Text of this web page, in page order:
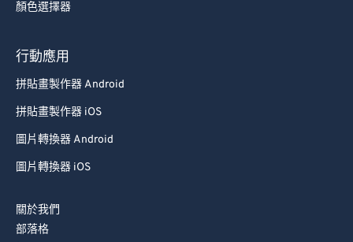
顏色選擇器
行動應用
拼貼畫製作器 Android
拼貼畫製作器 iOS
圖片轉換器 Android
圖片轉換器 iOS
關於我們
部落格